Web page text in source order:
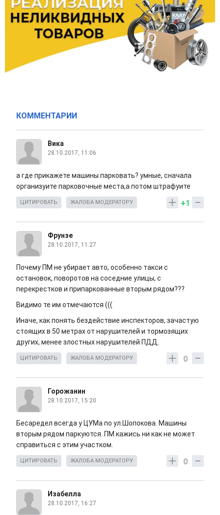
КОММЕНТАРИИ
Вика
28.10.2017, 11:06
а где прикажете машины парковать? умные, сначала
организуите парковочные места,а потом штрафуите
+1
ЦИТИРОВАТЬ ЖАЛОБА МОДЕРАТОРУ
Фрунзе
28.10.2017, 11:27
Почему ПМ не убирает авто, особенно такси с
остановок, поворотов на соседние улицы, с
перекрестков и припаркованные вторым рядом???
Видимо те им отмечаются (((
Иначе, как понять бездействие инспекторов, зачастую
стоящих в 50 метрах от нарушителей и тормозящих
других, менее злостных нарушителей ПДД.
0
ЦИТИРОВАТЬ ЖАЛОБА МОДЕРАТОРУ
Горожанин
28.10.2017, 15:20
Бесаредел всегда у ЦУМа по ул.Шопокова. Машины
вторым рядом паркуются. ПМ кажись ни как не может
справиться с этим участком.
0
ЦИТИРОВАТЬ ЖАЛОБА МОДЕРАТОРУ
Изабелла
28.10.2017, 16:27